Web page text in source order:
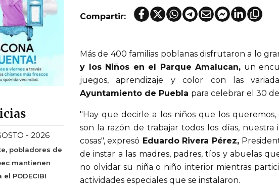
- 2026
pobladores de
mantienen
PODECIBI
Compartir:
Más de 400 familias poblanas disfrutaron a lo
y los Niños en el Parque Amalucan, un
juegos, aprendizaje y color con las
Ayuntamiento de Puebla para celebrar el 30
"Hay que decirle a los niños que los
son la razón de trabajar todos los días, nuestra
cosas", expresó Eduardo Rivera Pérez,
de instar a las madres, padres, tíos y abuelas
no olvidar su niña o niño interior mientras
actividades especiales que se instalaron.